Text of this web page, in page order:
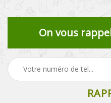
On vous